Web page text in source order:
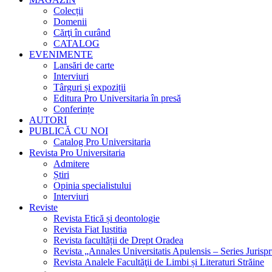
Colecții
Domenii
Cărţi în curând
CATALOG
EVENIMENTE
Lansări de carte
Interviuri
Târguri și expoziții
Editura Pro Universitaria în presă
Conferințe
AUTORI
PUBLICĂ CU NOI
Catalog Pro Universitaria
Revista Pro Universitaria
Admitere
Știri
Opinia specialistului
Interviuri
Reviste
Revista Etică și deontologie
Revista Fiat Iustitia
Revista facultății de Drept Oradea
Revista „Annales Universitatis Apulensis – Series
Revista Analele Facultăţii de Limbi și Literaturi Străine